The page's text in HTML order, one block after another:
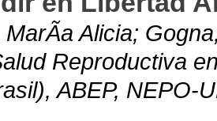
Alicia;
Reproductiva
ABEP, NEPO-